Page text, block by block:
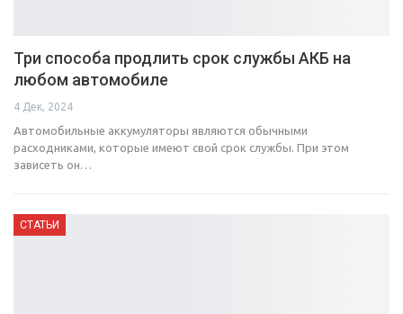
Три способа продлить срок службы АКБ на
любом автомобиле
4 Дек, 2024
Автомобильные аккумуляторы являются обычными
расходниками, которые имеют свой срок службы. При этом
зависеть он…
СТАТЬИ